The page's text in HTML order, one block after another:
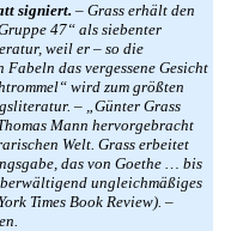
signiert. – Grass erhält den
47“ als siebenter
weil er – so die
das vergessene Gesicht
wird zum größten
– „Günter Grass
Mann hervorgebracht
Welt. Grass erbeitet
das von Goethe … bis
ungleichmäßiges
Times Book Review). –